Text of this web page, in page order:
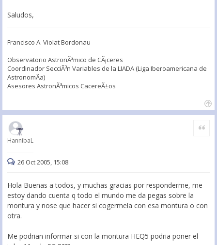
Saludos,
Francisco A. Violat Bordonau
Observatorio AstronÃ³mico de CÃ¡ceres
Coordinador SecciÃ³n Variables de la LIADA (Liga Iberoamericana de
AstronomÃ­a)
Asesores AstronÃ³micos CacereÃ±os
HannibaL
Citar
26 Oct 2005, 15:08
Hola Buenas a todos, y muchas gracias por responderme, me
estoy dando cuenta q todo el mundo me da pegas sobre la
montura y nose que hacer si cogermela con esa montura o con
otra.
Me podrian informar si con la montura HEQ5 podria poner el